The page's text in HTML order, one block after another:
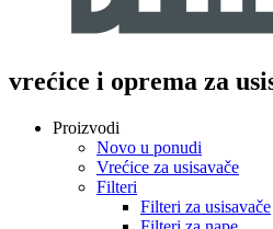
vrećice i oprema za
Proizvodi
Novo u ponudi
Vrećice za usisavače
Filteri
Filteri za usisavače